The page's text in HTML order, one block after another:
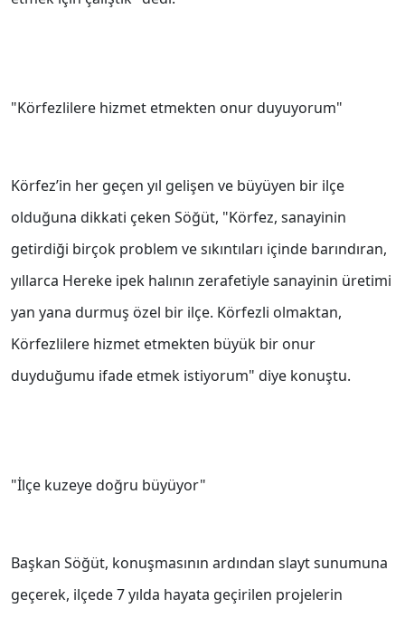
"Körfezlilere hizmet etmekten onur duyuyorum"
Körfez’in her geçen yıl gelişen ve büyüyen bir ilçe
olduğuna dikkati çeken Söğüt, "Körfez, sanayinin
getirdiği birçok problem ve sıkıntıları içinde barındıran,
yıllarca Hereke ipek halının zerafetiyle sanayinin üretimi
yan yana durmuş özel bir ilçe. Körfezli olmaktan,
Körfezlilere hizmet etmekten büyük bir onur
duyduğumu ifade etmek istiyorum" diye konuştu.
"İlçe kuzeye doğru büyüyor"
Başkan Söğüt, konuşmasının ardından slayt sunumuna
geçerek, ilçede 7 yılda hayata geçirilen projelerin